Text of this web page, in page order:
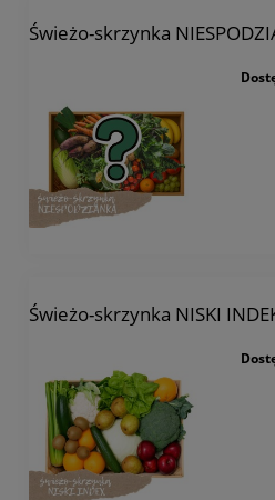
Świeżo-skrzynka
Świeżo-skrzynka NISKI